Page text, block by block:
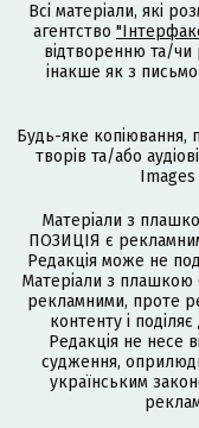
Всі матеріали, які
агентство
відтворенню та/
інакше як з
Будь-яке копіювання,
творів та/або
Images
Матеріали з
ПОЗИЦІЯ є
Редакція може не
Матеріали з
рекламними, проте
контенту і
Редакція не несе
судження,
українським